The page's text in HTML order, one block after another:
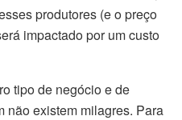
produtores (e o preço
impactado por um custo
tipo de negócio e de
não existem milagres. Para